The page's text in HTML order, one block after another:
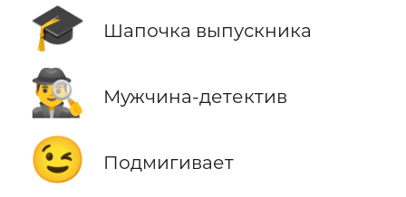
🎓 Шапочка выпускника
🕵️‍♂️ Мужчина-детектив
😉 Подмигивает